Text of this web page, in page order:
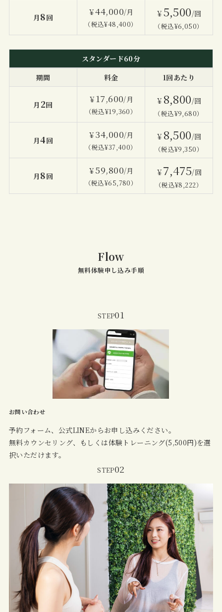
月 8回
￥44,000/月
（税込¥48,400）
￥ 5,500/回
（税込¥6,050）
スタンダード60分
期間
料金 1回あたり
月 2回
￥ 17,600/月
（税込¥19,360）
￥ 8,800/回
（税込¥9,680）
月4回
￥ 34,000/月
（税込¥37,400）
￥ 8,500/回
（税込¥9,350）
月 8回
￥ 59,800/月
（税込¥65,780）
￥ 7,475/回
（税込¥8,222）
Flow
無料体験申し込み手順
STEP01
お問い合わせ
予約フォーム、公式LINEからお申し込みください。
無料カウンセリング、もしくは体験トレーニング(5,500円)を選
択いただけます。
STEP02